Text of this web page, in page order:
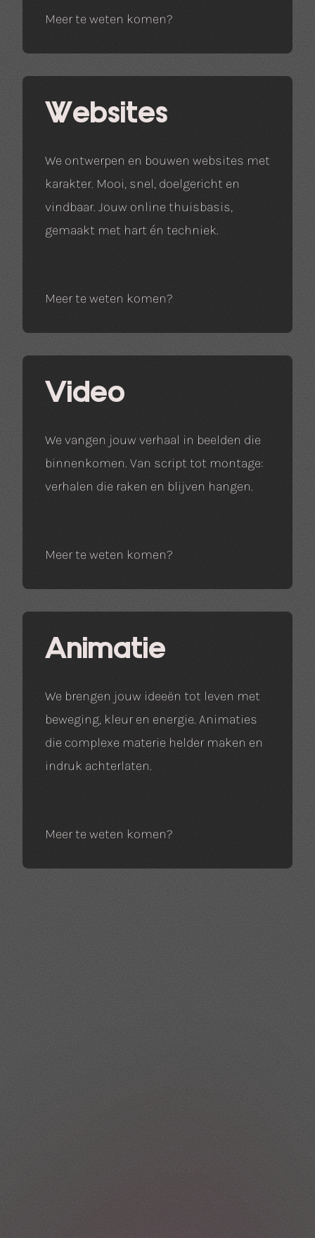
Meer te weten komen?
Websites
We ontwerpen en bouwen websites met
karakter. Mooi, snel, doelgericht en
vindbaar. Jouw online thuisbasis,
gemaakt met hart én techniek.
Meer te weten komen?
Video
We vangen jouw verhaal in beelden die
binnenkomen. Van script tot montage:
verhalen die raken en blijven hangen.
Meer te weten komen?
Animatie
We brengen jouw ideeën tot leven met
beweging, kleur en energie. Animaties
die complexe materie helder maken en
indruk achterlaten.
Meer te weten komen?